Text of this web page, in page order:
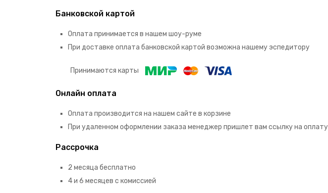
Банковской картой
Оплата принимается в нашем шоу-руме
При доставке оплата банковской картой возможна нашему эспедитору
Принимаются карты
Онлайн оплата
Оплата производится на нашем сайте в корзине
При удаленном оформлении заказа менеджер пришлет вам ссылку на оплату
Рассрочка
2 месяца бесплатно
4 и 6 месяцев с комиссией